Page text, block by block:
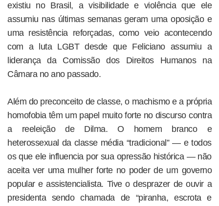
existiu no Brasil, a visibilidade e violência que ele
assumiu nas últimas semanas geram uma oposição e
uma resistência reforçadas, como veio acontecendo
com a luta LGBT desde que Feliciano assumiu a
liderança da Comissão dos Direitos Humanos na
Câmara no ano passado.
Além do preconceito de classe, o machismo e a própria
homofobia têm um papel muito forte no discurso contra
a reeleição de Dilma. O homem branco e
heterossexual da classe média “tradicional” — e todos
os que ele influencia por sua opressão histórica — não
aceita ver uma mulher forte no poder de um governo
popular e assistencialista. Tive o desprazer de ouvir a
presidenta sendo chamada de “piranha, escrota e